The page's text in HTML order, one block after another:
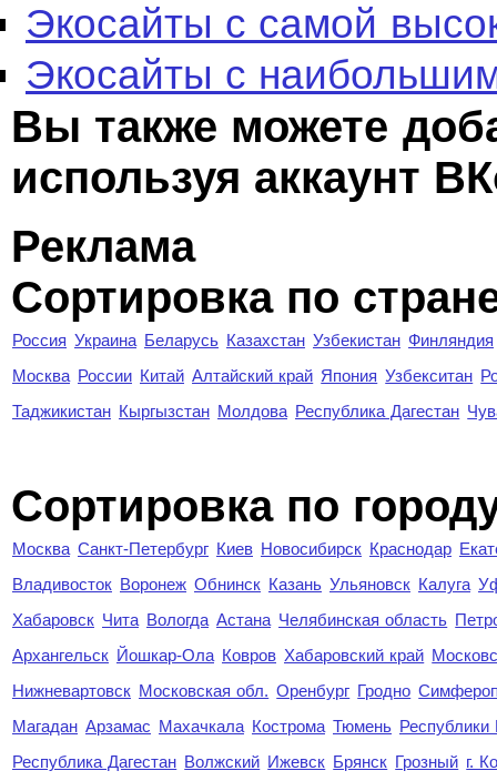
Экосайты с самой
Экосайты с
Вы также можете
используя аккаунт
Реклама
Сортировка по
Россия Украина Беларусь Казахстан Узбекистан Финляндия
Москва России Китай Алтайский край Япония Узбекситан
Таджикистан Кыргызстан Молдова Республика Дагестан
Cортировка по
Москва Санкт-Петербург Киев Новосибирск Краснодар
Владивосток Воронеж Обнинск Казань Ульяновск Калуга
Хабаровск Чита Вологда Астана Челябинская область
Архангельск Йошкар-Ола Ковров Хабаровский край
Нижневартовск Московская обл. Оренбург Гродно
Магадан Арзамас Махачкала Кострома Тюмень Республики
Республика Дагестан Волжский Ижевск Брянск Грозный г.